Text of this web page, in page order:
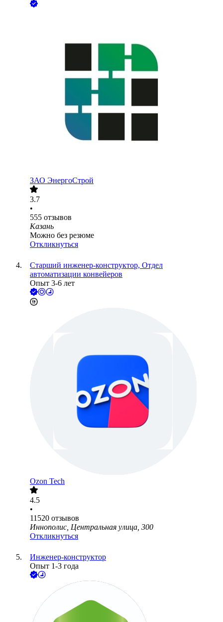
ЗАО ЭнергоСтрой
3.7
•
555 отзывов
Казань
Можно без резюме
Откликнуться
Старший инженер-конструктор, Отдел
автоматизации конвейеров
Опыт 3-6 лет
Ozon Tech
4.5
•
11520 отзывов
Иннополис, Центральная улица, 300
Откликнуться
Инженер-конструктор
Опыт 1-3 года